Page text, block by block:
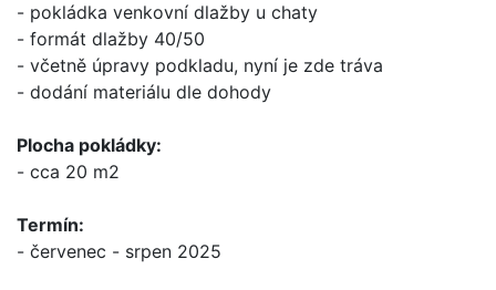
- pokládka venkovní dlažby u chaty
- formát dlažby 40/50
- včetně úpravy podkladu, nyní je zde tráva
- dodání materiálu dle dohody
Plocha pokládky:
- cca 20 m2
Termín:
- červenec - srpen 2025